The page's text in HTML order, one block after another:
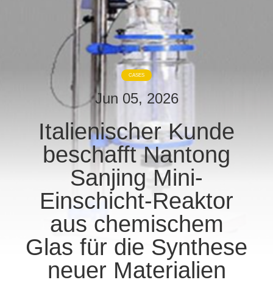
AUSFLUG
QUALITÄTSKONTROLLE
TRETEN
VERBINDUNG
NACHRICHTEN
CASES
Jun 05, 2026
Italienischer Kunde
beschafft Nantong
Sanjing Mini-
Einschicht-Reaktor
aus chemischem
Glas für die Synthese
neuer Materialien